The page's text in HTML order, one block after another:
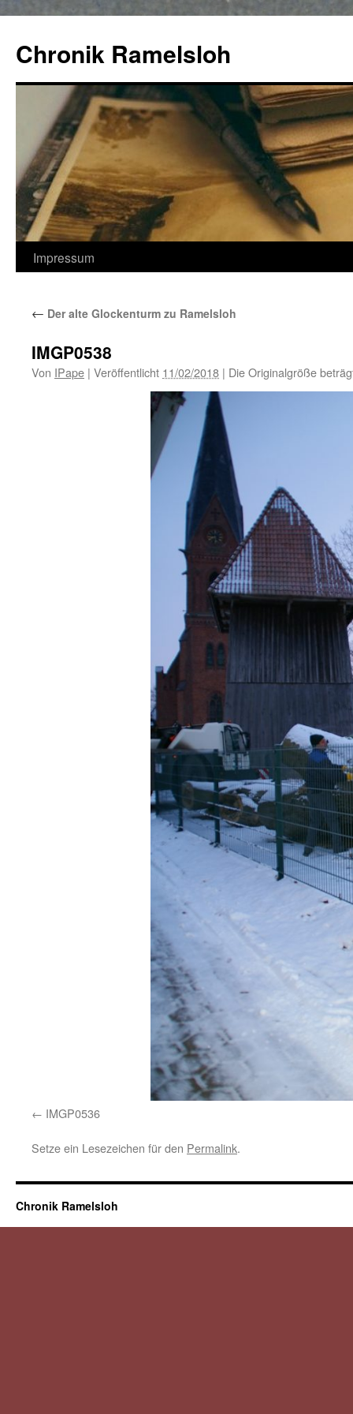
springen
Chronik Ramelsloh
Impressum
← Der alte Glockenturm zu Ramelsloh
IMGP0538
Von IPape | Veröffentlicht 11/02/2018 | Die Originalgröße
IMGP0536
Setze ein Lesezeichen für den Permalink.
Chronik Ramelsloh